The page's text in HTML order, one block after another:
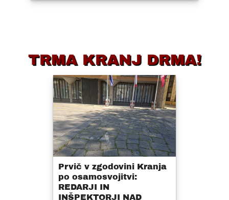
TRMA KRANJ DRMA!
Prvič v zgodovini Kranja
po osamosvojitvi:
REDARJI IN
INŠPEKTORJI NAD